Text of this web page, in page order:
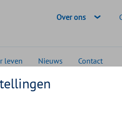
Geselecteerde
Over ons
leven Nieuws Contact